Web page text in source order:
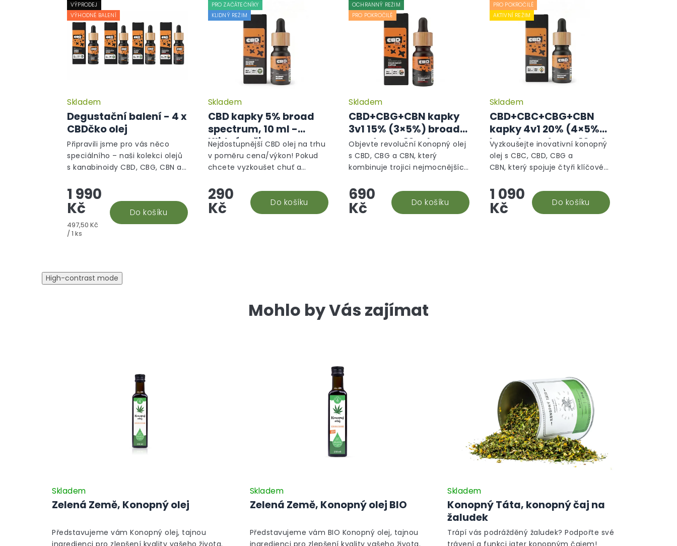
VÝPRODEJ
VÝHODNÉ BALENÍ
Degustační balení - 4 x
CBDčko olej
Skladem
1 990
Kč
Měrná
cena:
497,50 Kč
/ 1 ks
Do košíku
Připravili jsme pro vás něco
speciálního – naši kolekci olejů
s kanabinoidy CBD, CBG, CBN a
můžete zakoupit za super cenu.
Představte si to:...
PRO ZAČÁTEČNÍKY
KLIDNÝ REŽIM
CBD kapky 5% broad
spectrum, 10 ml -
Klidný režim
Skladem
290
Kč Do košíku
Nejdostupnější CBD olej na trhu
v poměru cena/výkon! Pokud
chcete vyzkoušet chuť a
tak CBD olej 5% je to nejlepší při
volbě počáteční investice....
OCHRANNÝ REŽIM
PRO POKROČILÉ
CBD+CBG+CBN kapky
3v1 15% (3×5%) broad
spectrum, 10 ml -
Ochranný režim
Skladem
690
Kč Do košíku
Objevte revoluční Konopný olej
s CBD, CBG a CBN, který
kombinuje trojici nejmocnějších
efekt. CBD, neboli kanabidiol, je
známé pro své protizánětlivé
a...
PRO POKROČILÉ
AKTIVNÍ REŽIM
CBD+CBC+CBG+CBN
kapky 4v1 20% (4×5%)
broad spectrum, 10 ml
- Aktivní režim
Skladem
1 090
Kč Do košíku
Vyzkoušejte inovativní konopný
olej s CBC, CBD, CBG a
CBN, který spojuje čtyři klíčové
účinek. Kanabidiol (CBD) je
ceněný pro své...
High-contrast mode
Mohlo by Vás zajímat
Zelená Země, Konopný olej
Skladem
Představujeme vám Konopný olej, tajnou
Zelená Země, Konopný olej BIO
Skladem
Představujeme vám BIO Konopný olej, tajnou
Konopný Táta, konopný čaj na
žaludek
Skladem
Trápí vás podrážděný žaludek? Podpořte své